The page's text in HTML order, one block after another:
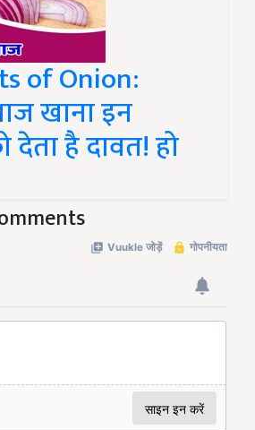
of Onion:
खाना इन
देता है दावत! हो